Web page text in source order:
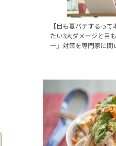
【目も夏バテするっ
たい3大ダメージと目
ー」対策を専門家に聞